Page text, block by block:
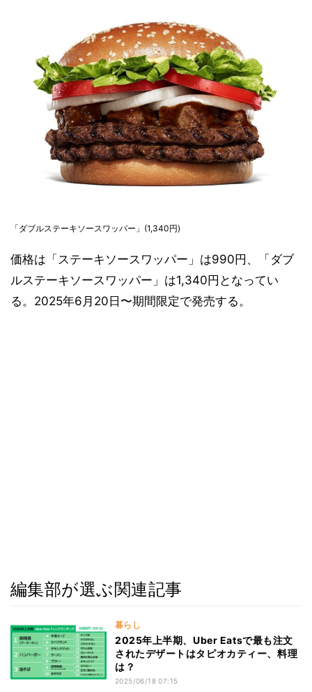
「ダブルステーキソースワッパー」(1,340円)
価格は「ステーキソースワッパー」は990円、「ダブ
ルステーキソースワッパー」は1,340円となってい
る。2025年6月20日〜期間限定で発売する。
編集部が選ぶ関連記事
暮らし
2025年上半期、Uber Eatsで最も注文
されたデザートはタピオカティー、料理
は？
2025/06/18 07:15